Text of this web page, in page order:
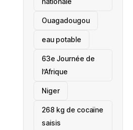
‎Ouagadougou
eau potable
63e Journée de
l’Afrique
‎Niger
268 kg de cocaïne
saisis